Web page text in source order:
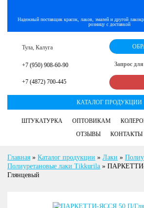
Надежный поставщик красок, лаков, эмалей и другой
розницу с доставкой
Тула, Калуга
+7 (950) 908-60-90
+7 (4872) 700-445
КАТАЛОГ ПРОДУКЦИИ
ШТУКАТУРКА ОПТОВИКАМ
ОТЗЫВЫ
КОНТАКТЫ
Главная » Каталог продукции » Лаки »
Полиуретановые лаки Tikkurila »
Глянцевый